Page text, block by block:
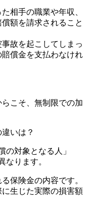
相手の職業や年収、
額を請求されること
故を起こしてしまっ
償金を支払わなけれ
こそ、無制限での加
いは？
の対象となる人」
なります。
保険金の内容です。
生じた実際の損害額